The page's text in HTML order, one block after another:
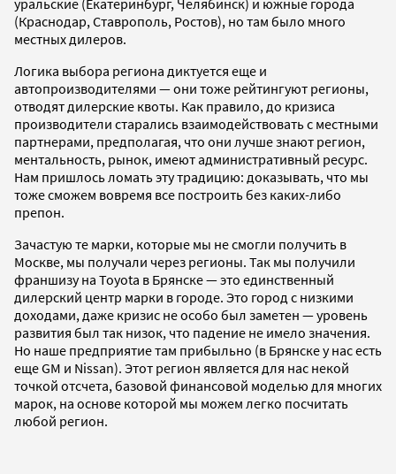
(Краснодар, Ставрополь, Ростов), но там было много
местных дилеров.
Логика выбора региона диктуется еще и
автопроизводителями — они тоже рейтингуют регионы,
отводят дилерские квоты. Как правило, до кризиса
производители старались взаимодействовать с местными
партнерами, предполагая, что они лучше знают регион,
ментальность, рынок, имеют административный ресурс.
Нам пришлось ломать эту традицию: доказывать, что мы
тоже сможем вовремя все построить без каких-либо
препон.
Зачастую те марки, которые мы не смогли получить в
Москве, мы получали через регионы. Так мы получили
франшизу на Toyota в Брянске — это единственный
дилерский центр марки в городе. Это город с низкими
доходами, даже кризис не особо был заметен — уровень
развития был так низок, что падение не имело значения.
Но наше предприятие там прибыльно (в Брянске у нас есть
еще GM и Nissan). Этот регион является для нас некой
точкой отсчета, базовой финансовой моделью для многих
марок, на основе которой мы можем легко посчитать
любой регион.